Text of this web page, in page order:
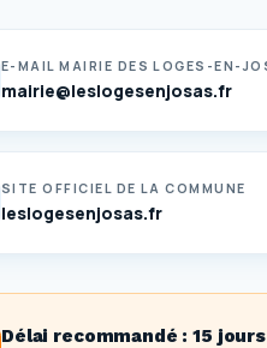
E-MAIL MAIRIE DES LOGES-EN-
mairie@leslogesenjosas.fr
SITE OFFICIEL DE LA COMMUNE
leslogesenjosas.fr
Délai recommandé :15